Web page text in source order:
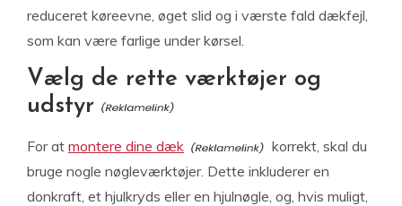
reduceret køreevne, øget slid og i værste fald dækfejl,
som kan være farlige under kørsel.
Vælg de rette værktøjer og
udstyr
For at montere dine dæk
korrekt, skal du
bruge nogle nøgleværktøjer. Dette inkluderer en
donkraft, et hjulkryds eller en hjulnøgle, og, hvis muligt,